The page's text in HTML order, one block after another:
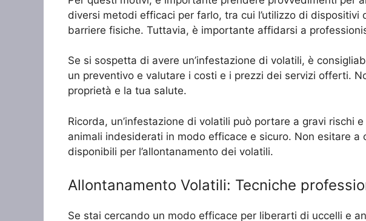
diversi metodi efficaci per farlo, tra cui l’utilizzo di
barriere fisiche. Tuttavia, è importante affidarsi a
Se si sospetta di avere un’infestazione di volatili, è
un preventivo e valutare i costi e i prezzi dei servizi offerti.
proprietà e la tua salute.
Ricorda, un’infestazione di volatili può portare a gravi rischi
animali indesiderati in modo efficace e sicuro. Non esitare
disponibili per l’allontanamento dei volatili.
Allontanamento Volatili: Tecniche
Se stai cercando un modo efficace per liberarti di uccelli e